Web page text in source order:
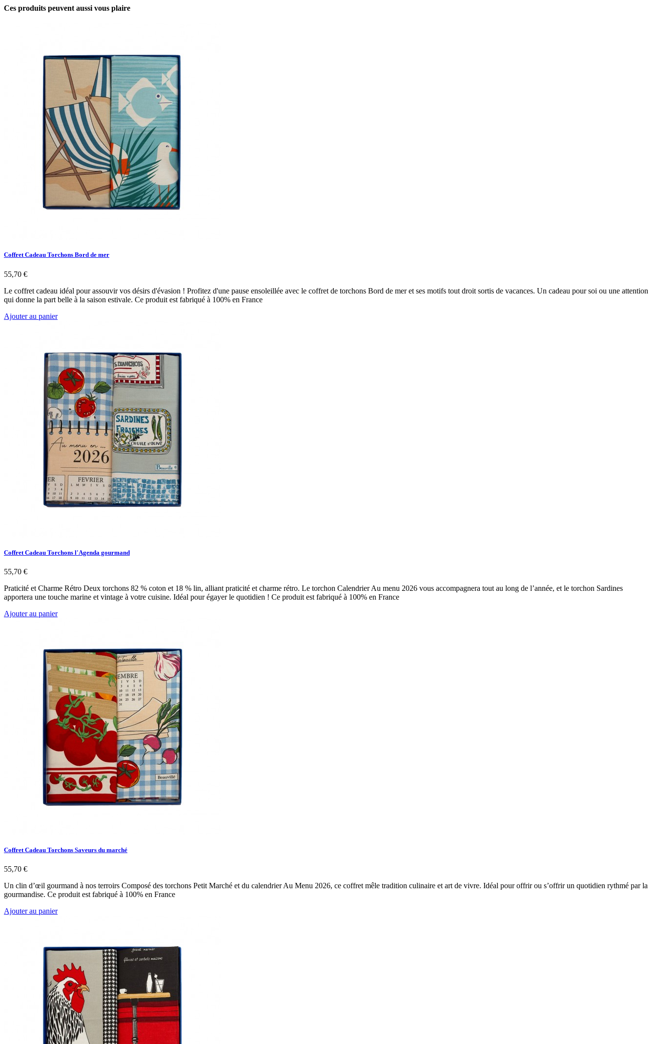
Ces produits peuvent aussi vous plaire
Coffret Cadeau Torchons Bord de mer
55,70 €
Le coffret cadeau idéal pour assouvir vos désirs d'évasion ! Profitez d'une pause ensoleillée avec le coffret de torchons Bord de mer et ses motifs tout droit sortis de vacances. Un cadeau pour soi ou une attention
qui donne la part belle à la saison estivale. Ce produit est fabriqué à 100% en France
Ajouter au panier
Coffret Cadeau Torchons l'Agenda gourmand
55,70 €
Praticité et Charme Rétro Deux torchons 82 % coton et 18 % lin, alliant praticité et charme rétro. Le torchon Calendrier Au menu 2026 vous accompagnera tout au long de l’année, et le torchon Sardines
apportera une touche marine et vintage à votre cuisine. Idéal pour égayer le quotidien ! Ce produit est fabriqué à 100% en France
Ajouter au panier
Coffret Cadeau Torchons Saveurs du marché
55,70 €
Un clin d’œil gourmand à nos terroirs Composé des torchons Petit Marché et du calendrier Au Menu 2026, ce coffret mêle tradition culinaire et art de vivre. Idéal pour offrir ou s’offrir un quotidien rythmé par la
gourmandise. Ce produit est fabriqué à 100% en France
Ajouter au panier